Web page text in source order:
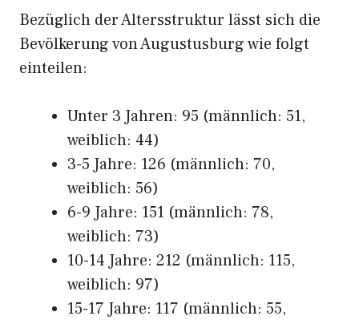
Bezüglich der Altersstruktur lässt sich die
Bevölkerung von Augustusburg wie folgt
einteilen:
Unter 3 Jahren: 95 (männlich: 51,
weiblich: 44)
3-5 Jahre: 126 (männlich: 70,
weiblich: 56)
6-9 Jahre: 151 (männlich: 78,
weiblich: 73)
10-14 Jahre: 212 (männlich: 115,
weiblich: 97)
15-17 Jahre: 117 (männlich: 55,